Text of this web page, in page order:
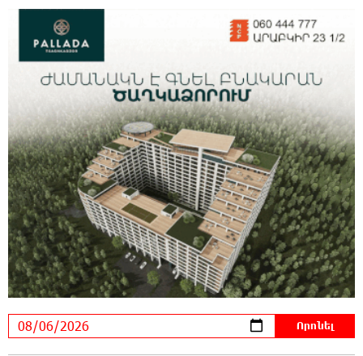
Գերմանիայում ահաբեկչության գործով
քննություն է սկսվել Լայպցիգի
օդանավակայանում պայթուցիկով անօդաչու սարք
հայտնաբերելուց հետո
0:20:46 6-08-2026
Իրազեկում․ գործարկվելու է էլեկտրական
շչակ
0:03:57 6-08-2026
37 թիվն է. վաղը զանգը հնչելու է նույնիսկ
կատակ անողների համար. Մենուա
Սողոմոնյան